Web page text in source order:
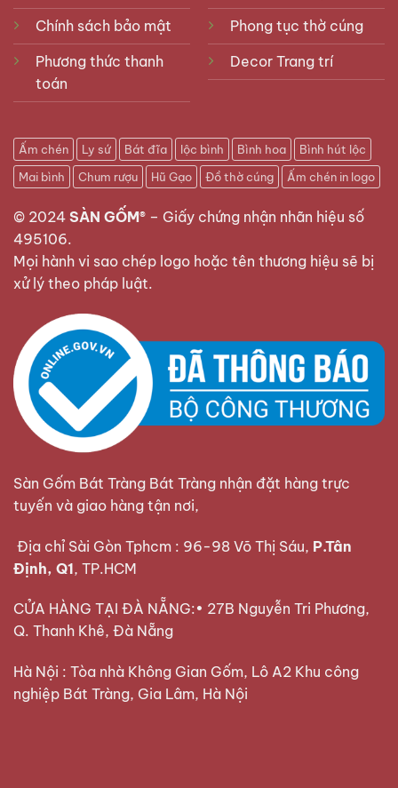
Chính sách bảo mật
Phương thức thanh
toán
Phong tục thờ cúng
Decor Trang trí
Ấm chén Ly sứ Bát đĩa lộc bình Bình hoa
Bình hút lộc
Mai bình
Chum rượu Hũ Gạo Đồ thờ cúng Ấm chén in logo
© 2024 SÀN GỐM® – Giấy chứng nhận nhãn hiệu số
495106.
Mọi hành vi sao chép logo hoặc tên thương hiệu sẽ bị
xử lý theo pháp luật.
Sàn Gốm Bát Tràng Bát Tràng nhận đặt hàng trực
tuyến và giao hàng tận nơi,
Địa chỉ Sài Gòn Tphcm : 96-98 Võ Thị Sáu, P.Tân
Định, Q1, TP.HCM
CỬA HÀNG TẠI ĐÀ NẴNG:• 27B Nguyễn Tri Phương,
Q. Thanh Khê, Đà Nẵng
Hà Nội : Tòa nhà Không Gian Gốm, Lô A2 Khu công
nghiệp Bát Tràng, Gia Lâm, Hà Nội